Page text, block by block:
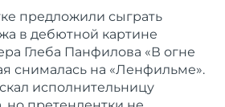
предложили сыграть
в дебютной картине
Глеба Панфилова «В огне
снималась на «Ленфильме».
исполнительницу